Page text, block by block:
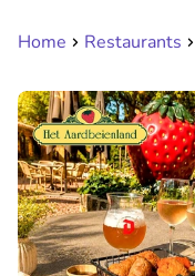
Home Restaurants